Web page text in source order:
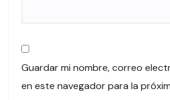
Guardar mi nombre, correo
en este navegador para la